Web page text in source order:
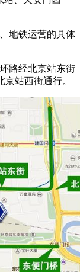
地铁运营的具体
路经北京站东街
站西街通行。